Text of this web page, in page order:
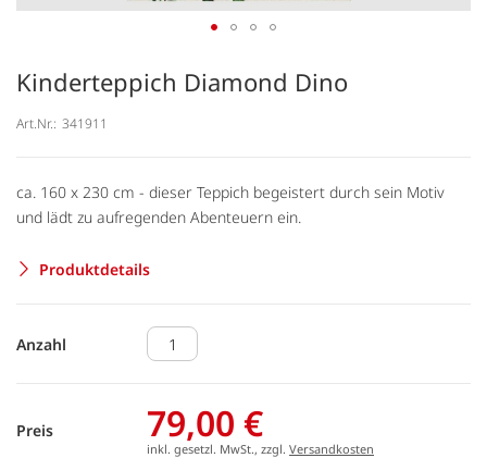
Kinderteppich Diamond Dino
Art.Nr.: 341911
ca. 160 x 230 cm - dieser Teppich begeistert durch sein Motiv
und lädt zu aufregenden Abenteuern ein.
Produktdetails
Anzahl
Preis 79,00 €
inkl. gesetzl. MwSt., zzgl. Versandkosten